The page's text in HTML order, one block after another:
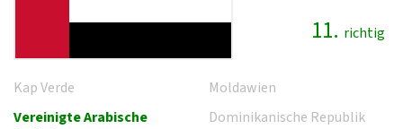
11. richtig
Kap Verde
Vereinigte Arabische
Moldawien
Dominikanische Republik